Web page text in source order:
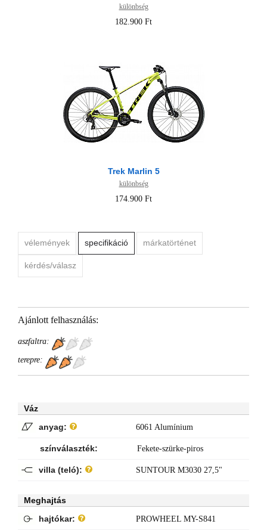
különbség
182.900 Ft
Trek Marlin 5
különbség
174.900 Ft
vélemények specifikáció márkatörténet
kérdés/válasz
Ajánlott felhasználás:
aszfaltra:
terepre:
Váz
anyag:
6061 Alumínium
színválaszték: Fekete-szürke-piros
villa (teló): SUNTOUR M3030 27,5"
Meghajtás
hajtókar:
PROWHEEL MY-S841